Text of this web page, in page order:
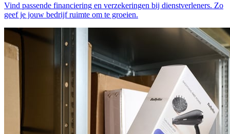
Vind passende financiering en verzekeringen bij dienstverleners. Zo
geef je jouw bedrijf ruimte om te groeien.